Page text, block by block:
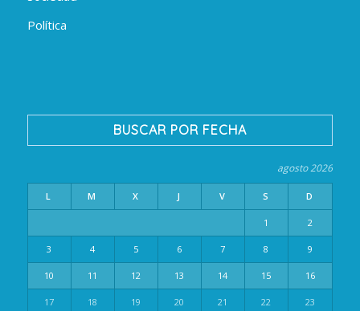
Política
BUSCAR POR FECHA
agosto 2026
L M X J V S D
1 2
3 4 5 6 7 8 9
10 11 12 13 14 15 16
17 18 19 20 21 22 23